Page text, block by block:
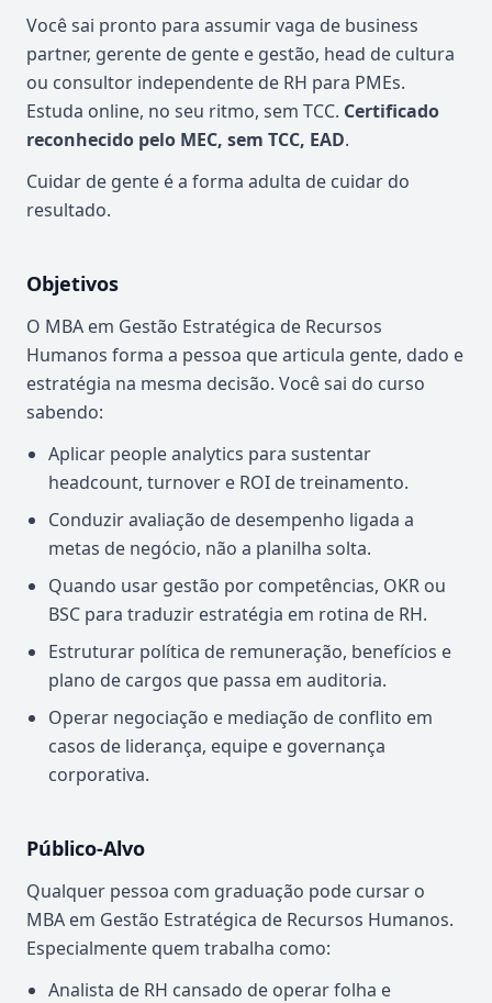
Você sai pronto para assumir vaga de business
partner, gerente de gente e gestão, head de cultura
ou consultor independente de RH para PMEs.
Estuda online, no seu ritmo, sem TCC. Certificado
reconhecido pelo MEC, sem TCC, EAD.
Cuidar de gente é a forma adulta de cuidar do
resultado.
Objetivos
O MBA em Gestão Estratégica de Recursos
Humanos forma a pessoa que articula gente, dado e
estratégia na mesma decisão. Você sai do curso
sabendo:
Aplicar people analytics para sustentar
headcount, turnover e ROI de treinamento.
Conduzir avaliação de desempenho ligada a
metas de negócio, não a planilha solta.
Quando usar gestão por competências, OKR ou
BSC para traduzir estratégia em rotina de RH.
Estruturar política de remuneração, benefícios e
plano de cargos que passa em auditoria.
Operar negociação e mediação de conflito em
casos de liderança, equipe e governança
corporativa.
Público-Alvo
Qualquer pessoa com graduação pode cursar o
MBA em Gestão Estratégica de Recursos Humanos.
Especialmente quem trabalha como:
Analista de RH cansado de operar folha e